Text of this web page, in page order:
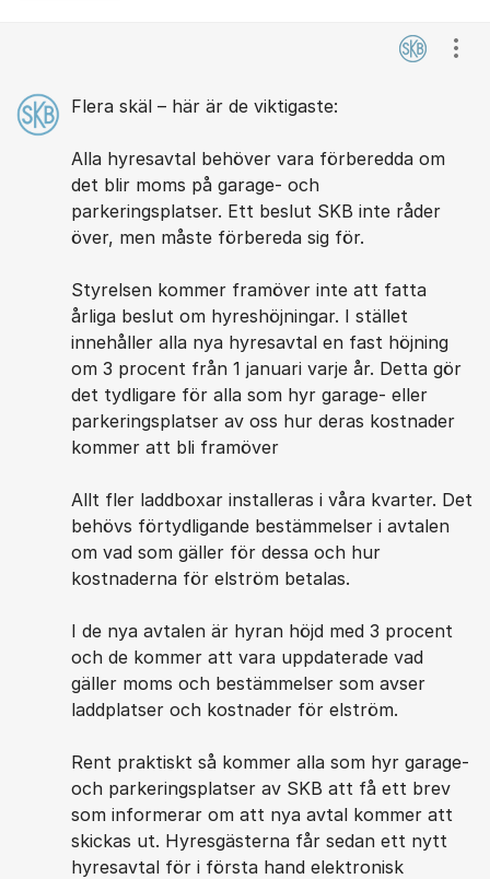
Flera skäl – här är de viktigaste:
Alla hyresavtal behöver vara förberedda om
det blir moms på garage- och
parkeringsplatser. Ett beslut SKB inte råder
över, men måste förbereda sig för.
Styrelsen kommer framöver inte att fatta
årliga beslut om hyreshöjningar. I stället
innehåller alla nya hyresavtal en fast höjning
om 3 procent från 1 januari varje år. Detta gör
det tydligare för alla som hyr garage- eller
parkeringsplatser av oss hur deras kostnader
kommer att bli framöver
Allt fler laddboxar installeras i våra kvarter. Det
behövs förtydligande bestämmelser i avtalen
om vad som gäller för dessa och hur
kostnaderna för elström betalas.
I de nya avtalen är hyran höjd med 3 procent
och de kommer att vara uppdaterade vad
gäller moms och bestämmelser som avser
laddplatser och kostnader för elström.
Rent praktiskt så kommer alla som hyr garage-
och parkeringsplatser av SKB att få ett brev
som informerar om att nya avtal kommer att
skickas ut. Hyresgästerna får sedan ett nytt
hyresavtal för i första hand elektronisk